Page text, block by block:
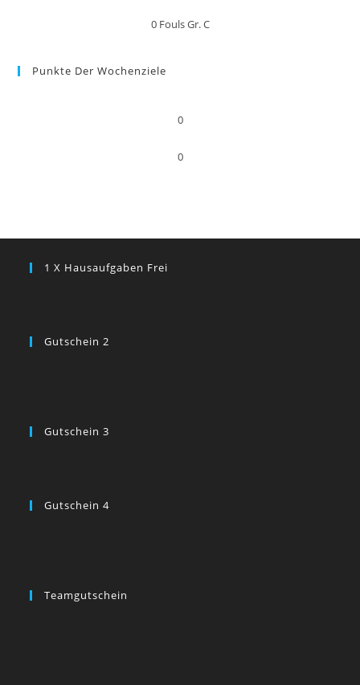
0 Fouls Gr. C
Punkte Der Wochenziele
0
0
1 X Hausaufgaben Frei
Gutschein 2
Gutschein 3
Gutschein 4
Teamgutschein